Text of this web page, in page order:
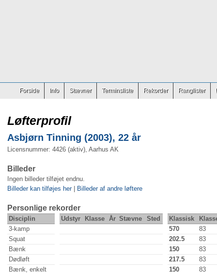
Forside Info Stævner Terminsliste Rekorder Ranglister
Løfterprofil
Asbjørn Tinning (2003), 22 år
Licensnummer: 4426 (aktiv), Aarhus AK
Billeder
Ingen billeder tilføjet endnu.
Billeder kan tilføjes her| Billeder af andre løftere
Personlige rekorder
Disciplin Udstyr Klasse År Stævne Sted Klassisk
3-kamp
570
83
Squat
202.5
83
Bænk
150
83
Dødløft
217.5
83
Bænk, enkelt
150 83